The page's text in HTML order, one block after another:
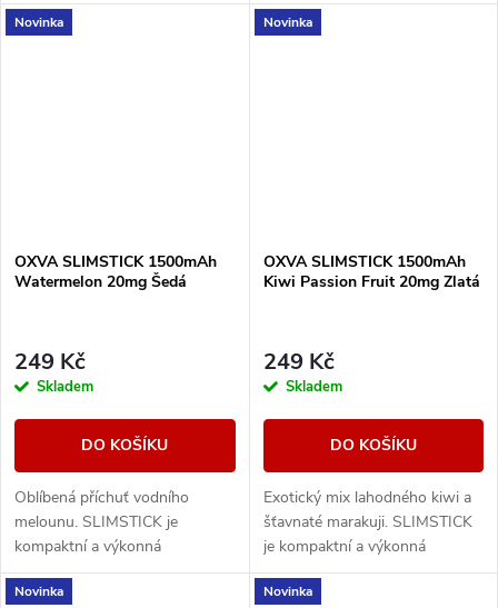
Novinka
OXVA SLIMSTICK 1500mAh
Watermelon 20mg Šedá
249 Kč
Skladem
DO KOŠÍKU
Oblíbená příchuť vodního
melounu. SLIMSTICK je
kompaktní a výkonná
elektronická cigareta s
předplněnou cartridgí o objemu
Novinka
OXVA SLIMSTICK 1500mAh
Kiwi Passion Fruit 20mg Zlatá
249 Kč
Skladem
DO KOŠÍKU
Exotický mix lahodného kiwi a
šťavnaté marakuji. SLIMSTICK
je kompaktní a výkonná
elektronická cigareta s
předplněnou cartridgí o objemu
Novinka Novinka